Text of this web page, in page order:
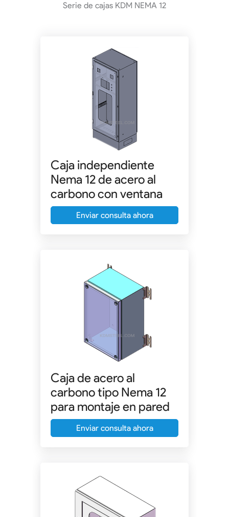
Serie de cajas KDM NEMA 12
Caja independiente
Nema 12 de acero al
carbono con ventana
Enviar consulta ahora
Caja de acero al
carbono tipo Nema 12
para montaje en pared
Enviar consulta ahora